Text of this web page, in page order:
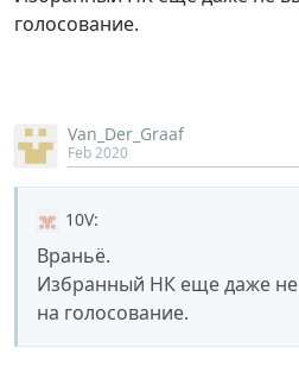
голосование.
Van_Der_Graaf
Feb 2020
10V:
Враньё.
Избранный НК еще даже
на голосование.